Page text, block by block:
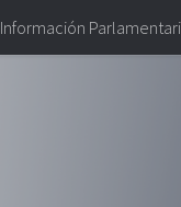
Información